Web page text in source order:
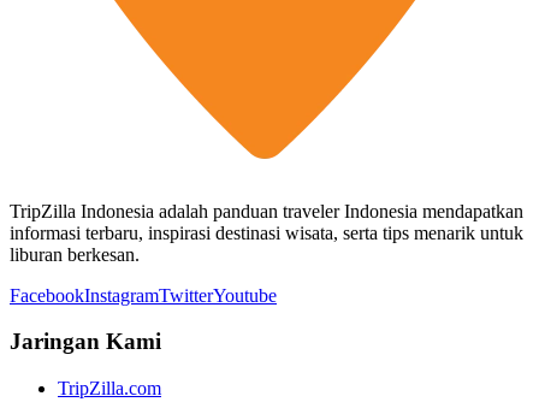
TripZilla Indonesia adalah panduan traveler Indonesia mendapatkan
informasi terbaru, inspirasi destinasi wisata, serta tips menarik untuk
liburan berkesan.
FacebookInstagramTwitterYoutube
Jaringan Kami
TripZilla.com